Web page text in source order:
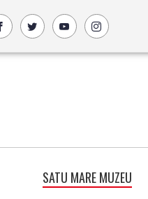
SATU MARE MUZEU